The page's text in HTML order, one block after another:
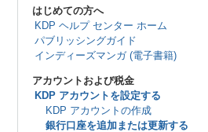
はじめての方へ
KDP ヘルプ センター ホーム
パブリッシングガイド
インディーズマンガ (電子書籍)
アカウントおよび税金
KDP アカウントを設定する
KDP アカウントの作成
銀行口座を追加または更新する